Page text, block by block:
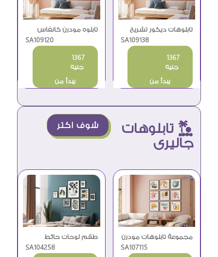
تابلوهات ديكور تشريح
جسم الانسان الطبي
SA109138
1367
جنيه
يبدأ من
تابلوه مودرن كانفاس
بتصميم تشريح جسم
الإنسان
SA109120
جنيه
يبدأ من
î تابلوهات
جاليرى
شوف اكتر
مجموعة تابلوهات مودرن
بتصاميم رسم خطي
SA107115
طقم لوحات حائط
مودرن بتصميم نباتي
SA104258